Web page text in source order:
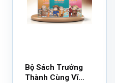
Bộ Sách Trưởng
Thành Cùng Vĩ